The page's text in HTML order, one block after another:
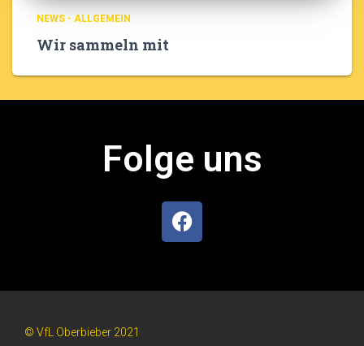
NEWS - ALLGEMEIN
Wir sammeln mit
Folge uns
© VfL Oberbieber 2021